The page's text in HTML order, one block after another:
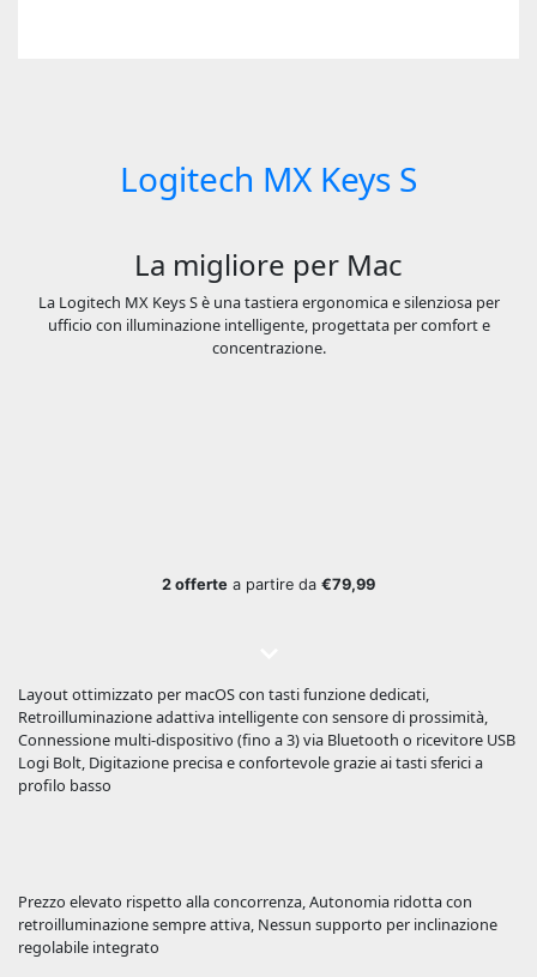
Logitech MX Keys S
La migliore per Mac
La Logitech MX Keys S è una tastiera ergonomica e silenziosa per
ufficio con illuminazione intelligente, progettata per comfort e
concentrazione.
2 offerte a partire da €79,99
Layout ottimizzato per macOS con tasti funzione dedicati,
Retroilluminazione adattiva intelligente con sensore di prossimità,
Connessione multi-dispositivo (fino a 3) via Bluetooth o ricevitore USB
Logi Bolt, Digitazione precisa e confortevole grazie ai tasti sferici a
profilo basso
Prezzo elevato rispetto alla concorrenza, Autonomia ridotta con
retroilluminazione sempre attiva, Nessun supporto per inclinazione
regolabile integrato